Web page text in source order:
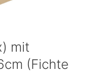
mit
(Fichte